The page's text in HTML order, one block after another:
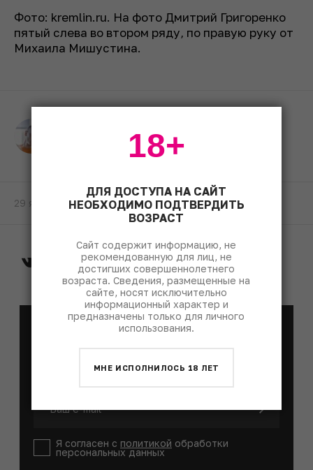
Фото: kremlin.ru. На фото Дмитрий Григоренко
пятый слева во втором ряду, по правую руку от
Михаила Мишустина.
Александр Бычков
Руководитель контент-отдела
29 января 2020
E-mail рассылка
Каждый понедельник мы присылаем лучшие
материалы недели
Я согласен с политикой обработки
персональных данных
ДЛЯ ДОСТУПА НА САЙТ
НЕОБХОДИМО ПОДТВЕРДИТЬ
ВОЗРАСТ
Сайт содержит информацию, не
рекомендованную для лиц, не
достигших совершеннолетнего
возраста. Сведения, размещенные на
сайте, носят исключительно
информационный характер и
предназначены только для личного
использования.
МНЕ ИСПОЛНИЛОСЬ 18 ЛЕТ
18+